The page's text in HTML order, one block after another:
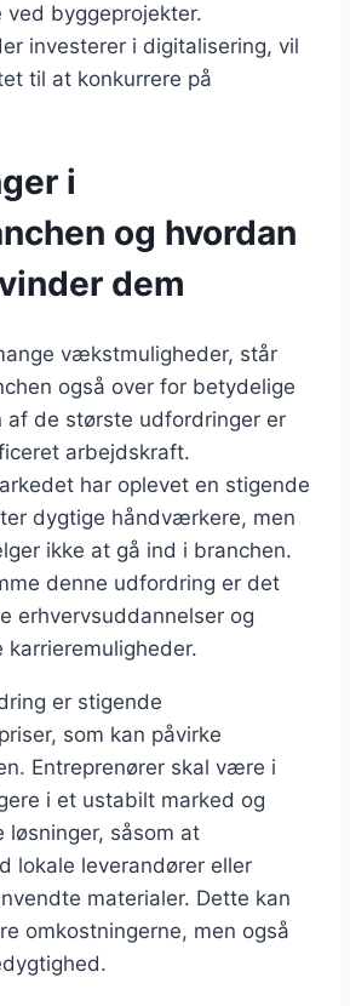
ved byggeprojekter.
investerer i digitalisering, vil
til at konkurrere på
i
og hvordan
dem
vækstmuligheder, står
også over for betydelige
af de største udfordringer er
arbejdskraft.
har oplevet en stigende
dygtige håndværkere, men
ikke at gå ind i branchen.
denne udfordring er det
erhvervsuddannelser og
er stigende
som kan påvirke
Entreprenører skal være i
i et ustabilt marked og
løsninger, såsom at
lokale leverandører eller
materialer. Dette kan
omkostningerne, men også